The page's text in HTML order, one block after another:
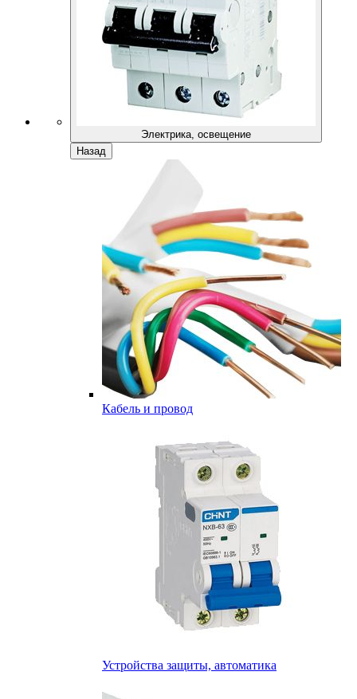
Электрика, освещение
Назад
Кабель и провод
Устройства защиты, автоматика